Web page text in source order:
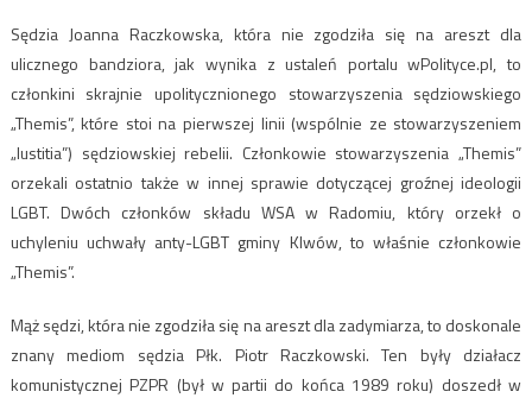
Sędzia Joanna Raczkowska, która nie zgodziła się na areszt dla
ulicznego bandziora, jak wynika z ustaleń portalu wPolityce.pl, to
członkini skrajnie upolitycznionego stowarzyszenia sędziowskiego
„Themis”, które stoi na pierwszej linii (wspólnie ze stowarzyszeniem
„Iustitia”) sędziowskiej rebelii. Członkowie stowarzyszenia „Themis”
orzekali ostatnio także w innej sprawie dotyczącej groźnej ideologii
LGBT. Dwóch członków składu WSA w Radomiu, który orzekł o
uchyleniu uchwały anty-LGBT gminy Klwów, to właśnie członkowie
„Themis”.
Mąż sędzi, która nie zgodziła się na areszt dla zadymiarza, to doskonale
znany mediom sędzia Płk. Piotr Raczkowski. Ten były działacz
komunistycznej PZPR (był w partii do końca 1989 roku) doszedł w